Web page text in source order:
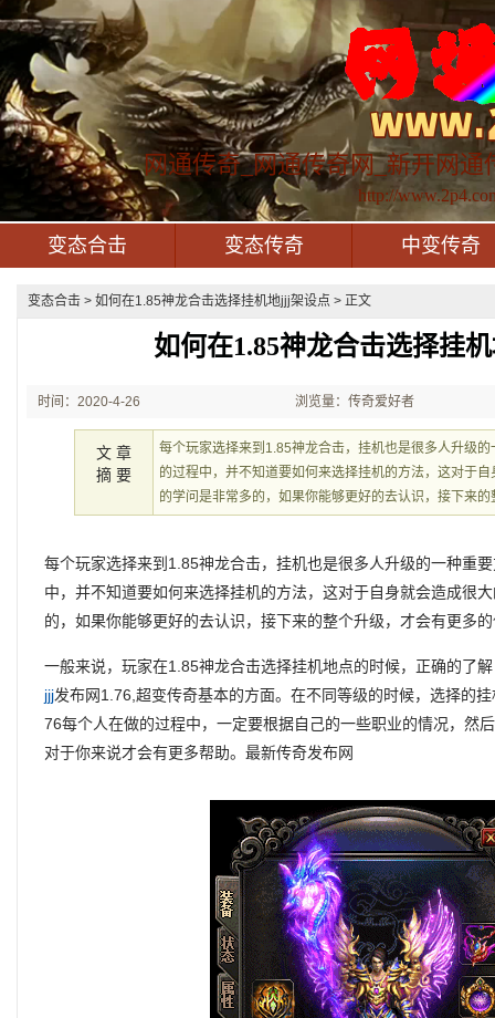
网通传奇_网通传奇网_新开网通
http://
变态合击 变态传奇 中变传奇
变态合击 > 如何在1.85神龙合击选择挂机地jjj架设点 > 正文
如何在1.85神龙合击选择挂
时间：2020-4-26
22:46:15
浏览量：传奇爱好者
文 章
摘 要
每个玩家选择来到1.85神龙合击，挂机也是很多人升级
的过程中，并不知道要如何来选择挂机的方法，这对于
的学问是非常多的，如果你能够更好的去认识，接下来的
每个玩家选择来到1.85神龙合击，挂机也是很多人升级的一种重
中，并不知道要如何来选择挂机的方法，这对于自身就会造成很
的，如果你能够更好的去认识，接下来的整个升级，才会有更多
一般来说，玩家在1.85神龙合击选择挂机地点的时候，正确的了
jjj发布网1.76,超变传奇基本的方面。在不同等级的时候，选择的
76每个人在做的过程中，一定要根据自己的一些职业的情况，然
对于你来说才会有更多帮助。最新传奇发布网